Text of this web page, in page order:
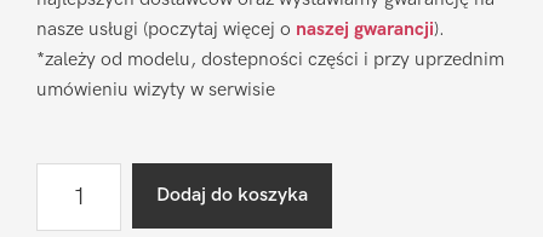
nasze usługi (poczytaj więcej o naszej gwarancji).
*zależy od modelu, dostepności części i przy uprzednim
umówieniu wizyty w serwisie
Dodaj do koszyka